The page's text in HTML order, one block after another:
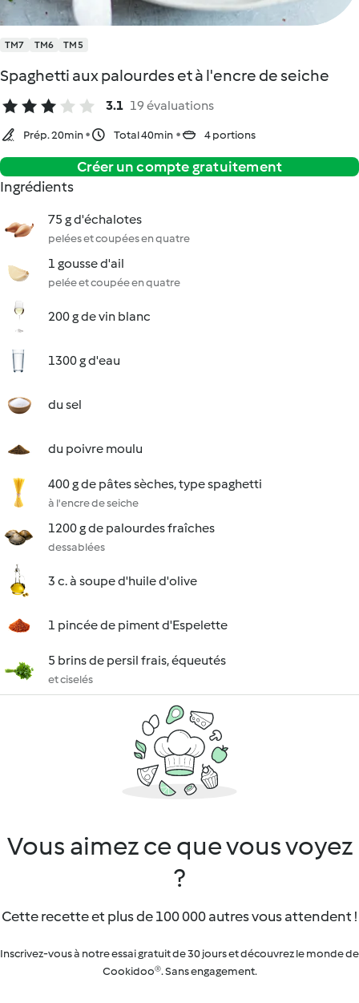
TM7 TM6 TM5
Spaghetti aux palourdes et à l'encre de seiche
3.1 19 évaluations
Prép. 20min Total 40min 4 portions
Créer un compte gratuitement
Ingrédients
75 g d'échalotes
pelées et coupées en quatre
1 gousse d'ail
pelée et coupée en quatre
200 g de vin blanc
1300 g d'eau
du sel
du poivre moulu
400 g de pâtes sèches, type spaghetti
à l'encre de seiche
1200 g de palourdes fraîches
dessablées
3 c. à soupe d'huile d'olive
1 pincée de piment d'Espelette
5 brins de persil frais, équeutés
et ciselés
Vous aimez ce que vous voyez
?
Cette recette et plus de 100 000 autres vous attendent !
Inscrivez-vous à notre essai gratuit de 30 jours et découvrez le monde de
Cookidoo®. Sans engagement.